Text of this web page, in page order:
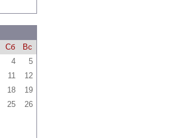
Сб
Вс
4
5
11
12
18
19
25
26